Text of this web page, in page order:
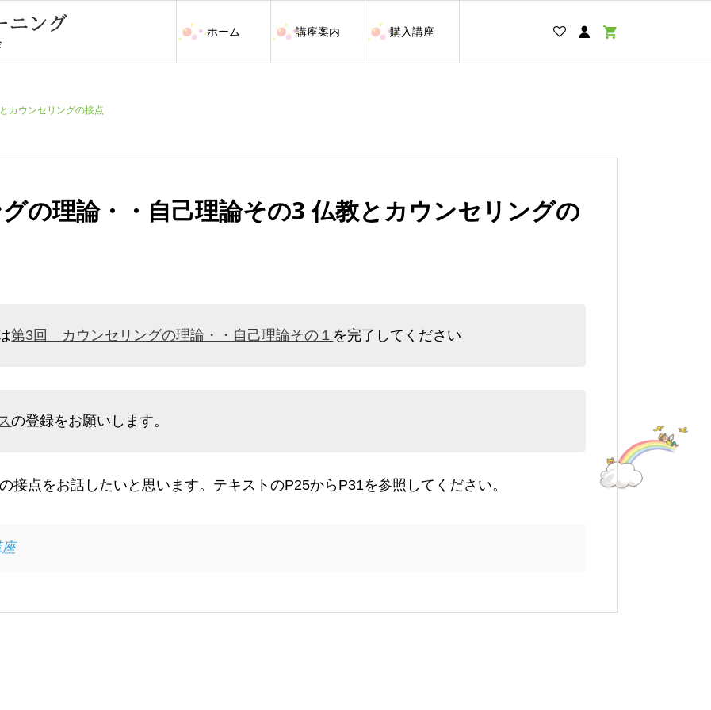
ホーム 講座案内 購入講座
カウンセリングの接点
の理論・・自己理論その3 仏教とカウンセリングの
第3回 カウンセリングの理論・・自己理論その１ を完了してください
の登録をお願いします。
接点をお話したいと思います。テキストのP25からP31を参照してください。